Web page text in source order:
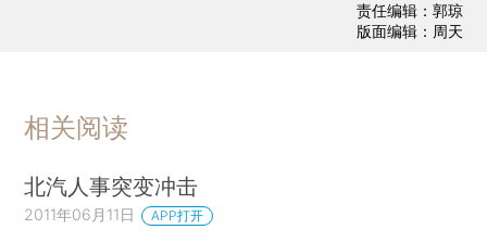
责任编辑：郭琼
版面编辑：周天
相关阅读
北汽人事突变冲击
2011年06月11日 APP打开